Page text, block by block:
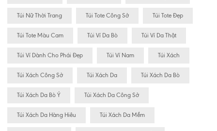
Túi Nữ Thời Trang Túi Tote Công Sở Túi Tote Đẹp
Túi Tote Màu Cam Túi Ví Da Bò Túi Ví Da Thật
Túi Ví Dành Cho Phái Đẹp Túi Ví Nam Túi Xách
Túi Xách Công Sở Túi Xách Da Túi Xách Da Bò
Túi Xách Da Bò Ý Túi Xách Da Công Sở
Túi Xách Da Hàng Hiêu Túi Xách Da Mềm